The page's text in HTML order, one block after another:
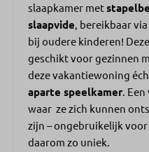
Slaapkamer
Kledingkast
Kledinghangers
2 slaapkamers
Tweepersoonsbed
Slaapvide
Stapelbed
slaapkamer met
slaapvide, bereikbaar
bij oudere kinderen!
geschikt voor gezinnen
deze vakantiewoning
aparte speelkamer.
waar ze zich kunnen
zijn – ongebruikelijk
daarom zo uniek.